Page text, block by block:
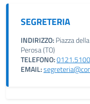
SEGRETERIA
INDIRIZZO:Piazza
Perosa (TO)
TELEFONO:
EMAIL: